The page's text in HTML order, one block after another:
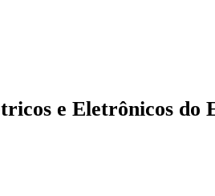
e Eletrônicos do